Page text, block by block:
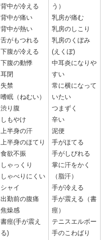
背中が冷える
背中が痛い
背中が熱い
舌がもつれる
下腹が冷える
下腹の動悸
耳閉
失禁
嗜眠（ねむい）
渋り腹
しもやけ
上半身の汗
上半身のほてり
食欲不振
しゃっくり
しゃべりにくい
シャイ
出勤前の腹痛
焦燥感
書痙(手が震え
る)
う）
乳房が痛む
乳房のしこり
乳房のくぼみ
(えくぼ)
中耳炎になりや
すい
常に横になって
いたい
つまずく
辛い
泥便
手がほてる
手がしびれる
掌に汗をかく
（脂汗）
手が冷える
手が震える（書
痙）
テニスエルボー
手のこわばり